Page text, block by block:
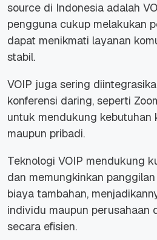
source di Indonesia adalah
pengguna cukup melakukan
dapat menikmati layanan
stabil.
VOIP juga sering
konferensi daring, seperti
untuk mendukung kebutuhan
maupun pribadi.
Teknologi VOIP mendukung
dan memungkinkan
biaya tambahan,
individu maupun perusahaan
secara efisien.